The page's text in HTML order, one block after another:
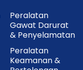
Peralatan
Gawat Darurat
& Penyelamatan
Peralatan
Keamanan &